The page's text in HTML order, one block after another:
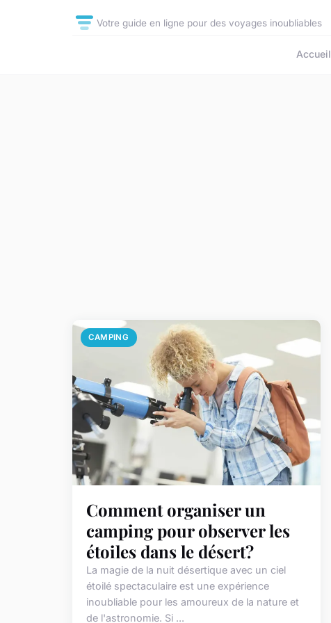
Votre guide en ligne pour des voyages inoubliables
Accueil
CAMPING
Comment organiser un
camping pour observer les
étoiles dans le désert?
La magie de la nuit désertique avec un ciel
étoilé spectaculaire est une expérience
inoubliable pour les amoureux de la nature et
de l'astronomie. Si ...